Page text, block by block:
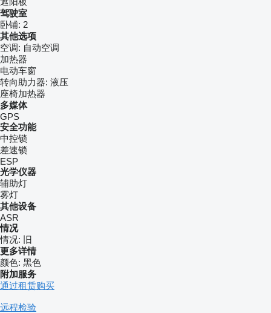
驾驶室
卧铺: 2
其他选项
空调: 自动空调
加热器
电动车窗
转向助力器: 液压
座椅加热器
多媒体
GPS
安全功能
中控锁
差速锁
ESP
光学仪器
辅助灯
雾灯
其他设备
ASR
情况
情况: 旧
更多详情
颜色: 黑色
附加服务
通过租赁购买
远程检验